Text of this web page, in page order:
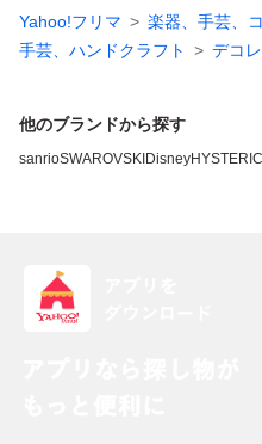
Yahoo!フリマ
楽器、手芸、
手芸、ハンドクラフト
デコ
他のブランドから探す
sanrioSWAROVSKI Disney